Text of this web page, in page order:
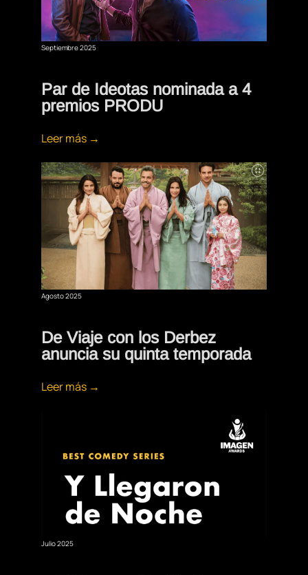
Septiembre 2025
Par de Ideotas nominada a 4
premios PRODU
Leer más →
Agosto 2025
De Viaje con los Derbez
anuncia su quinta temporada
Leer más →
Julio 2025